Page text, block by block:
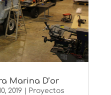
Marina D’or
2019|
Proyectos